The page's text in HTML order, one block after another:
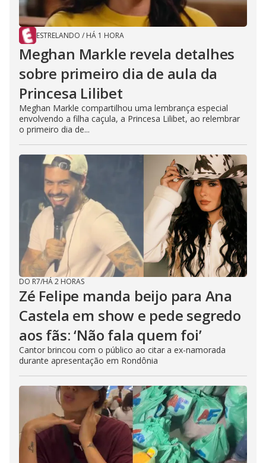
ESTRELANDO / HÁ 1 HORA
Meghan Markle revela detalhes
sobre primeiro dia de aula da
Princesa Lilibet
Meghan Markle compartilhou uma lembrança especial
envolvendo a filha caçula, a Princesa Lilibet, ao relembrar
o primeiro dia de...
DO R7/HÁ 2 HORAS
Zé Felipe manda beijo para Ana
Castela em show e pede segredo
aos fãs: ‘Não fala quem foi’
Cantor brincou com o público ao citar a ex-namorada
durante apresentação em Rondônia